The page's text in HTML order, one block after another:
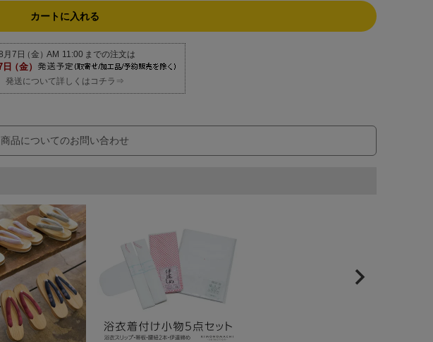
カートに入れる
発送について詳しくはコチラ⇒
商品についてのお問い合わせ